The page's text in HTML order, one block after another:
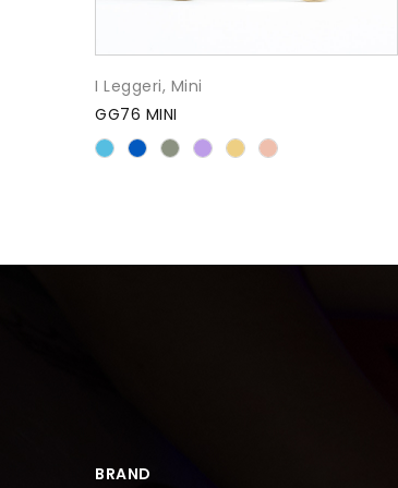
I Leggeri, Mini
GG76 MINI
BRAND